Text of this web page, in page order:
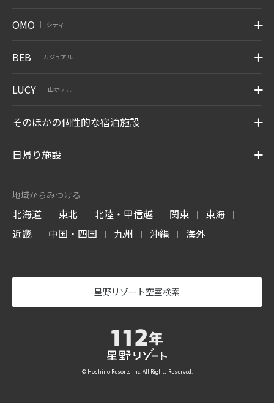
OMO シティ
BEB カジュアル
LUCY 山ホテル
そのほかの個性的な宿泊施設
日帰り施設
地域からみつける
北海道 | 東北 | 北陸・甲信越 | 関東 | 東海 |
近畿 | 中国・四国 | 九州 | 沖縄 | 海外
星野リゾート空室検索
© Hoshino Resorts Inc. All Rights Reserved.